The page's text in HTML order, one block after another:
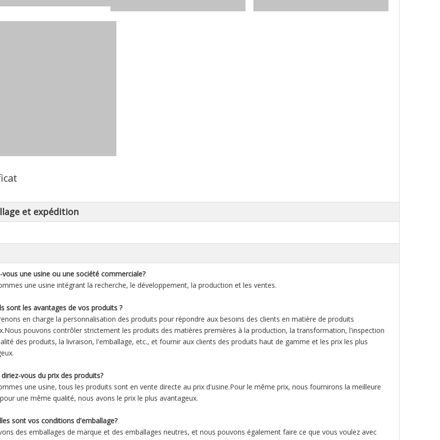
et expédition
vous une usine ou une société commerciale?
une usine intégrant la recherche, le développement, la production et les ventes.
sont les avantages de vos produits ?
en charge la personnalisation des produits pour répondre aux besoins des clients en matière de produits
pouvons contrôler strictement les produits des matières premières à la production, la transformation, l'inspection
des produits, la livraison, l'emballage, etc., et fournir aux clients des produits haut de gamme et les prix les plus
vous du prix des produits?
une usine, tous les produits sont en vente directe au prix d'usine.Pour le même prix, nous fournirons la meilleure
une même qualité, nous avons le prix le plus avantageux.
sont vos conditions d'emballage?
des emballages de marque et des emballages neutres, et nous pouvons également faire ce que vous voulez avec